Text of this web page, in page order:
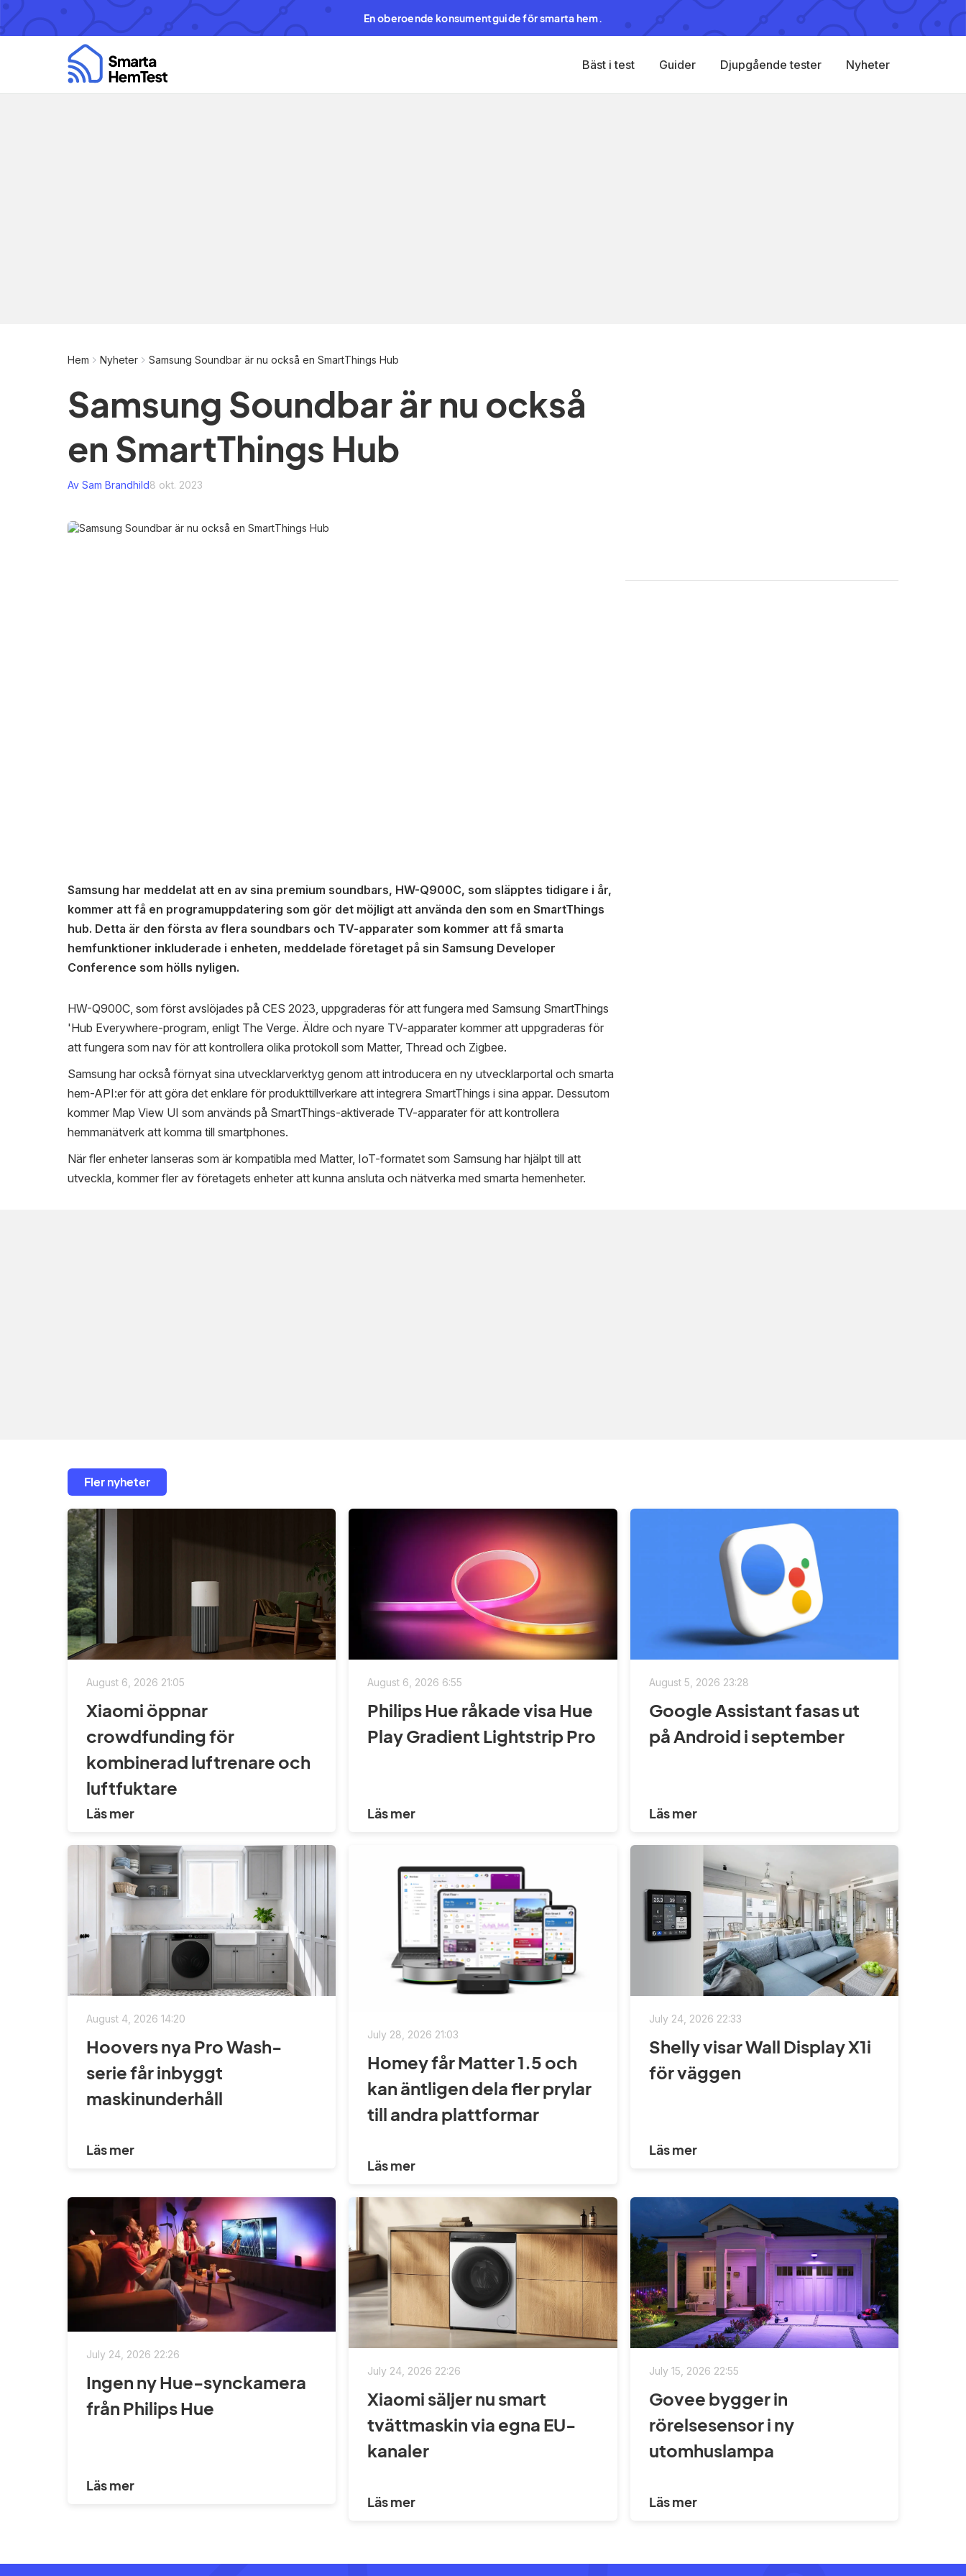
En oberoende konsumentguide för smarta hem.
Bäst i test Guider Djupgående tester Nyheter
Hem Nyheter Samsung Soundbar är nu också en SmartThings Hub
Samsung Soundbar är nu också
en SmartThings Hub
Av Sam Brandhild8 okt. 2023
Samsung har meddelat att en av sina premium soundbars, HW-Q900C, som släpptes tidigare i år,
kommer att få en programuppdatering som gör det möjligt att använda den som en SmartThings
hub. Detta är den första av flera soundbars och TV-apparater som kommer att få smarta
hemfunktioner inkluderade i enheten, meddelade företaget på sin Samsung Developer
Conference som hölls nyligen.
HW-Q900C, som först avslöjades på CES 2023, uppgraderas för att fungera med Samsung SmartThings
'Hub Everywhere-program, enligt The Verge. Äldre och nyare TV-apparater kommer att uppgraderas för
att fungera som nav för att kontrollera olika protokoll som Matter, Thread och Zigbee.
Samsung har också förnyat sina utvecklarverktyg genom att introducera en ny utvecklarportal och smarta
hem-API:er för att göra det enklare för produkttillverkare att integrera SmartThings i sina appar. Dessutom
kommer Map View UI som används på SmartThings-aktiverade TV-apparater för att kontrollera
hemmanätverk att komma till smartphones.
När fler enheter lanseras som är kompatibla med Matter, IoT-formatet som Samsung har hjälpt till att
utveckla, kommer fler av företagets enheter att kunna ansluta och nätverka med smarta hemenheter.
Fler nyheter
August 6, 2026 21:05
Xiaomi öppnar
crowdfunding för
kombinerad luftrenare och
luftfuktare
Läs mer
August 6, 2026 6:55
Philips Hue råkade visa Hue
Play Gradient Lightstrip Pro
Läs mer
August 5, 2026 23:28
Google Assistant fasas ut
på Android i september
Läs mer
August 4, 2026 14:20
Hoovers nya Pro Wash-
serie får inbyggt
maskinunderhåll
Läs mer
July 28, 2026 21:03
Homey får Matter 1.5 och
kan äntligen dela fler prylar
till andra plattformar
Läs mer
July 24, 2026 22:33
Shelly visar Wall Display X1i
för väggen
Läs mer
July 24, 2026 22:26
Ingen ny Hue-synckamera
från Philips Hue
Läs mer
July 24, 2026 22:26
Xiaomi säljer nu smart
tvättmaskin via egna EU-
kanaler
Läs mer
July 15, 2026 22:55
Govee bygger in
rörelsesensor i ny
utomhuslampa
Läs mer